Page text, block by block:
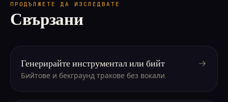
ПРОДЪЛЖЕТЕ ДА ИЗСЛЕДВАТЕ
Свързани
Генерирайте инструментал или бийт
Бийтове и бекграунд тракове без вокали.